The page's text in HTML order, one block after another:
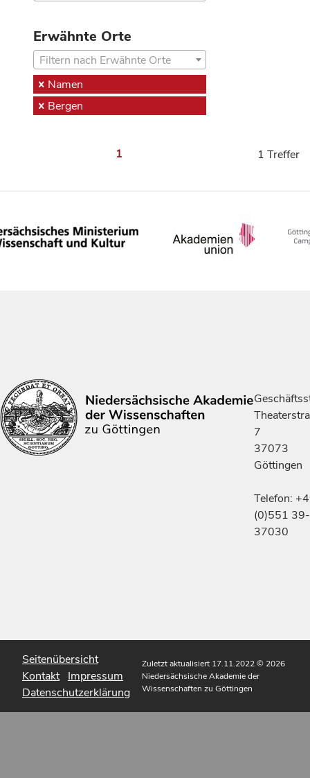
Erwähnte Orte
Filtern nach Erwähnte Orte
Namen
Bergen
1 1 Treffer
7
37073
Göttingen
Telefon:
(0)551 39-
37030
Seitenübersicht
Kontakt Impressum
Datenschutzerklärung
Zuletzt aktualisiert 17.11.2022© 2026
Niedersächsische Akademie der
Wissenschaften zu Göttingen